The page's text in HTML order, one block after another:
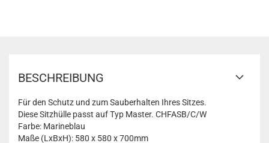
BESCHREIBUNG
Für den Schutz und zum Sauberhalten Ihres Sitzes.
Diese Sitzhülle passt auf Typ Master. CHFASB/C/W
Farbe: Marineblau
Maße (LxBxH): 580 x 580 x 700mm